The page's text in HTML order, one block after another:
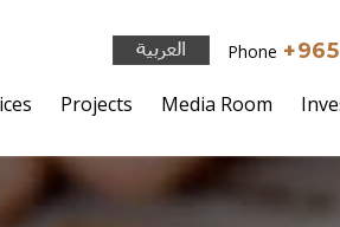
Phone
Projects Media Room